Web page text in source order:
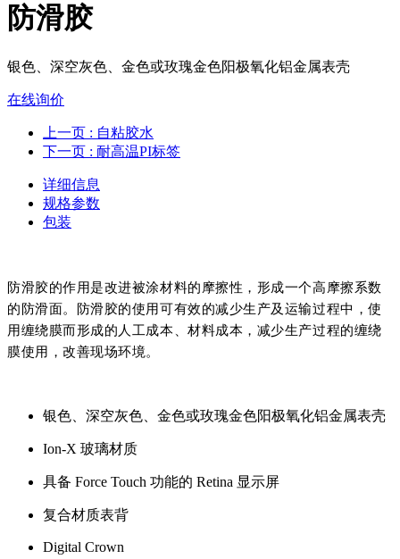
防滑胶
银色、深空灰色、金色或玫瑰金色阳极氧化铝金属表壳
在线询价
上一页 : 自粘胶水
下一页 : 耐高温PI标签
详细信息
规格参数
包装
防滑胶的作用是改进被涂材料的摩擦性，形成一个高摩擦系数
的防滑面。防滑胶的使用可有效的减少生产及运输过程中，使
用缠绕膜而形成的人工成本、材料成本，减少生产过程的缠绕
膜使用，改善现场环境。
银色、深空灰色、金色或玫瑰金色阳极氧化铝金属表壳
Ion-X 玻璃材质
具备 Force Touch 功能的 Retina 显示屏
复合材质表背
Digital Crown